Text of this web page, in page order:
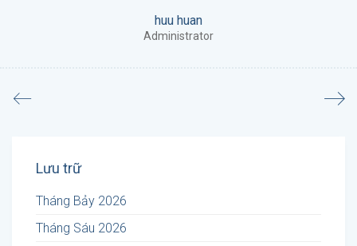
huu huan
Administrator
Lưu trữ
Tháng Bảy 2026
Tháng Sáu 2026